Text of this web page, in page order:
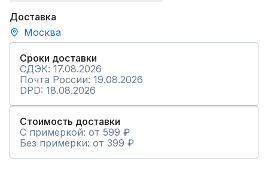
Доставка
Москва
Сроки доставки
СДЭК: 17.08.2026
Почта России: 19.08.2026
DPD: 18.08.2026
Стоимость доставки
С примеркой: от 599 ₽
Без примерки: от 399 ₽